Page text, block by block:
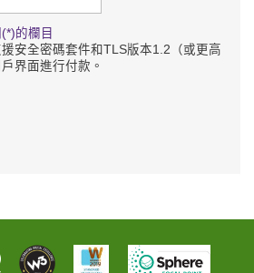
的欄目
安全密碼套件和TLS版本1.2（或更高
界面進行付款。